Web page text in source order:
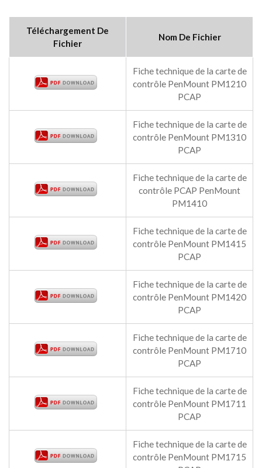
Téléchargement De
Fichier
Nom De Fichier
Fiche technique de la carte de
contrôle PenMount PM1210
PCAP
Fiche technique de la carte de
contrôle PenMount PM1310
PCAP
Fiche technique de la carte de
contrôle PCAP PenMount
PM1410
Fiche technique de la carte de
contrôle PenMount PM1415
PCAP
Fiche technique de la carte de
contrôle PenMount PM1420
PCAP
Fiche technique de la carte de
contrôle PenMount PM1710
PCAP
Fiche technique de la carte de
contrôle PenMount PM1711
PCAP
Fiche technique de la carte de
contrôle PenMount PM1715